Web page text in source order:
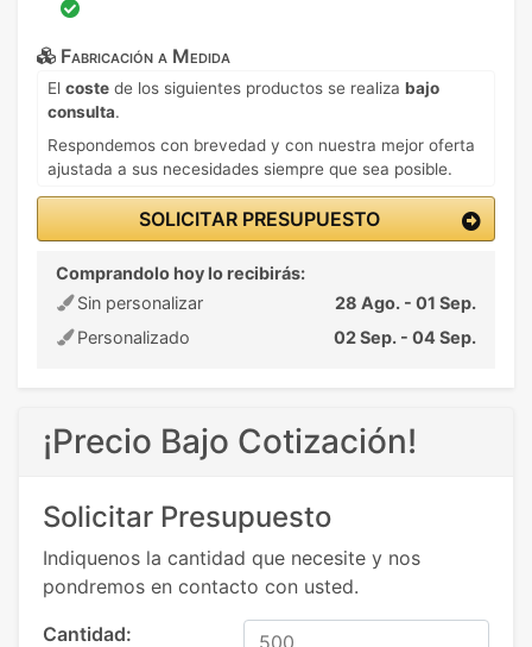
Fabricación a Medida
El coste de los siguientes productos se realiza bajo
consulta.
Respondemos con brevedad y con nuestra mejor oferta
ajustada a sus necesidades siempre que sea posible.
SOLICITAR PRESUPUESTO
Comprandolo hoy lo recibirás:
Sin personalizar
28 Ago. - 01 Sep.
Personalizado
02 Sep. - 04 Sep.
¡Precio Bajo Cotización!
Solicitar Presupuesto
Indiquenos la cantidad que necesite y nos
pondremos en contacto con usted.
Cantidad: